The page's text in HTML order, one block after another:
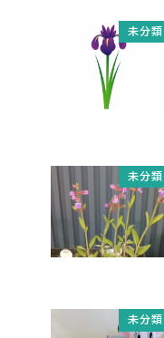
未分類
未分類
未分類